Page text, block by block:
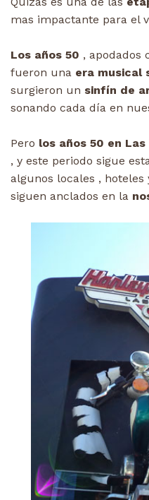
mas impactante para el
Los años 50 , apodados
fueron una era musical
surgieron un sinfín de
sonando cada día en
Pero los años 50 en Las
, y este periodo sigue
algunos locales , hoteles
siguen anclados en la